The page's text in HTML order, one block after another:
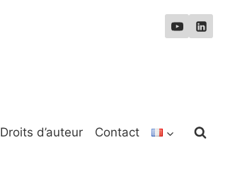
Droits d’auteur Contact